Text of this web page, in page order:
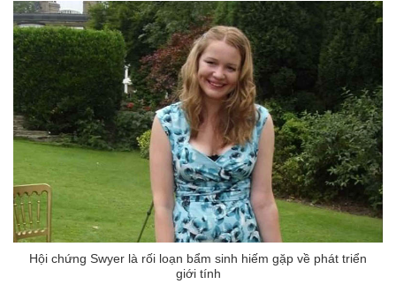
Hội chứng Swyer là rối loạn bẩm sinh hiếm gặp về phát triển
giới tính